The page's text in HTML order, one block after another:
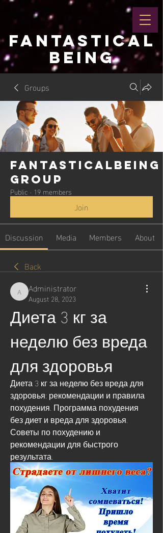
FANTASTICAL
BEING
Groups
Fantasticalbeing
Group
Public · 19 members
Join
Discussion Media Members
About
Back
Administrator
Administrator
August 28, 2023
Диета 3 кг за
неделю без вреда
для здоровья
Диета 3 кг за неделю без вреда для
здоровья: рекомендации и правила
похудения. Программа похудения
без диет и вреда для здоровья.
Советы по похудению и
рекомендации для быстрого
результата.